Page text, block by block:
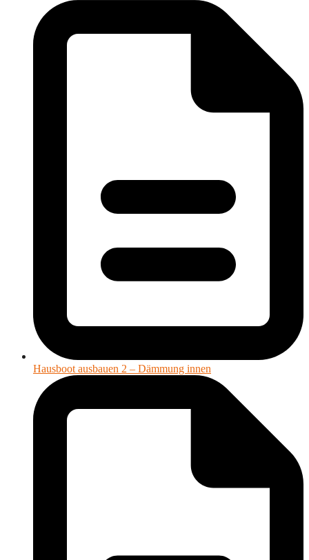
Hausboot ausbauen 2 – Dämmung innen